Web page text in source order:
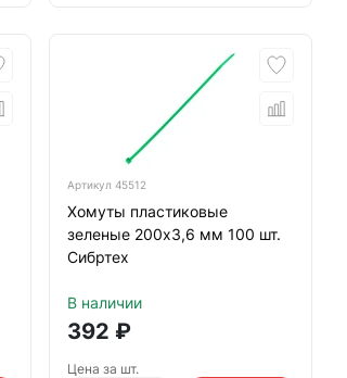
Артикул 45512
Хомуты пластиковые
зеленые 200х3,6 мм 100 шт.
Сибртех
В наличии
392 ₽
Цена за шт.